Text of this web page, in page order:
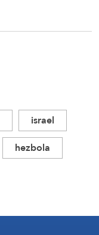
israel
hezbola